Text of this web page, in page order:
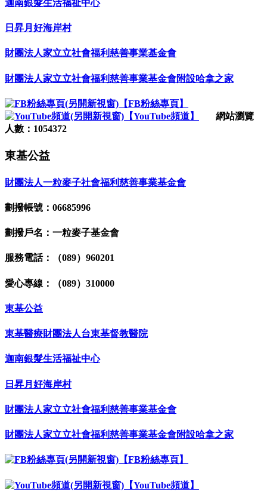
迦南銀髮生活福祉中心
日昇月好海岸村
財團法人家立立社會福利慈善事業基金會
財團法人家立立社會福利慈善事業基金會附設哈拿之家
【FB粉絲專頁】
【YouTube頻道】
網站瀏覽
人數：1054372
東基公益
財團法人一粒麥子社會福利慈善事業基金會
劃撥帳號：06685996
劃撥戶名：一粒麥子基金會
服務電話：（089）960201
愛心專線：（089）310000
東基公益
東基醫療財團法人台東基督教醫院
迦南銀髮生活福祉中心
日昇月好海岸村
財團法人家立立社會福利慈善事業基金會
財團法人家立立社會福利慈善事業基金會附設哈拿之家
【FB粉絲專頁】
【YouTube頻道】